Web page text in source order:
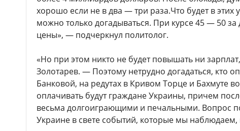
хорошо если не в два — три раза.Что будет в этих
можно только догадываться. При курсе 45 — 50 за
цены», — подчеркнул политолог.
«Но при этом никто не будет повышать ни
Золотарев. — Поэтому нетрудно догадаться, кто
Банковой, на редутах в Кривом Торце и Бахмуте
оплачивать будут граждане Украины, причем
весьма долгоиграющими и печальными. Вопрос
Украине в свете событий, которые мы наблюдаем,